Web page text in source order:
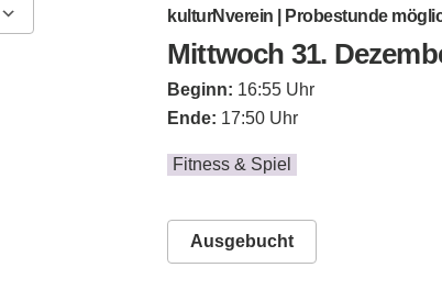
kulturNverein | Probestunde
Mittwoch 31.
Beginn: 16:55 Uhr
Ende: 17:50 Uhr
Fitness & Spiel
Ausgebucht